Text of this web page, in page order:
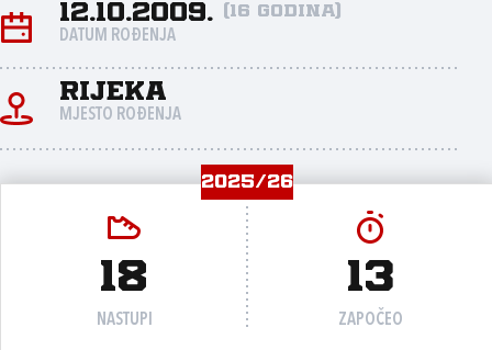
12.10.2009. (16 godina)
DATUM ROĐENJA
Rijeka
MJESTO ROĐENJA
2025/26
18
NASTUPI
13
ZAPOČEO